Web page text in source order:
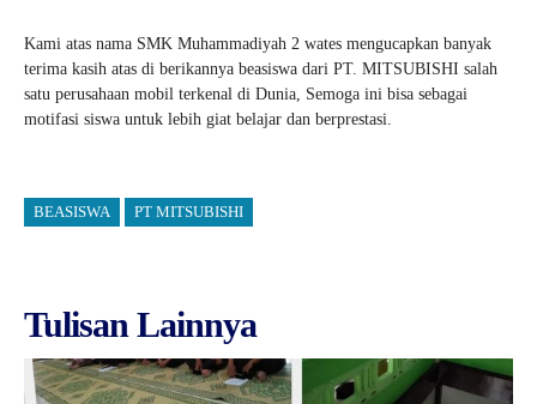
Kami atas nama SMK Muhammadiyah 2 wates mengucapkan banyak
terima kasih atas di berikannya beasiswa dari PT. MITSUBISHI salah
satu perusahaan mobil terkenal di Dunia, Semoga ini bisa sebagai
motifasi siswa untuk lebih giat belajar dan berprestasi.
BEASISWA PT MITSUBISHI
Tulisan Lainnya